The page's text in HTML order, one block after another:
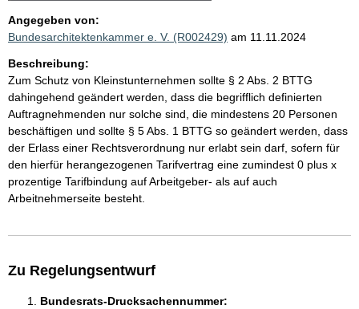
Angegeben von:
Bundesarchitektenkammer e. V. (R002429) am 11.11.2024
Beschreibung:
Zum Schutz von Kleinstunternehmen sollte § 2 Abs. 2 BTTG
dahingehend geändert werden, dass die begrifflich definierten
Auftragnehmenden nur solche sind, die mindestens 20 Personen
beschäftigen und sollte § 5 Abs. 1 BTTG so geändert werden, dass
der Erlass einer Rechtsverordnung nur erlabt sein darf, sofern für
den hierfür herangezogenen Tarifvertrag eine zumindest 0 plus x
prozentige Tarifbindung auf Arbeitgeber- als auf auch
Arbeitnehmerseite besteht.
Zu Regelungsentwurf
Bundesrats-Drucksachennummer: